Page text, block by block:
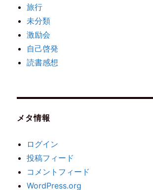
旅行
未分類
激励会
自己啓発
読書感想
メタ情報
ログイン
投稿フィード
コメントフィード
WordPress.org